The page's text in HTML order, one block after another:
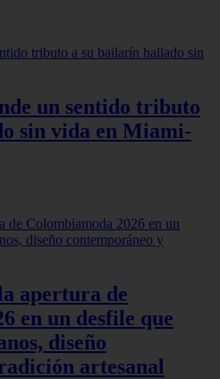
un sentido tributo
sin vida en Miami-
apertura de
en un desfile que
diseño
artesanal